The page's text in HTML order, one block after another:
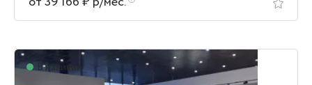
В наличии